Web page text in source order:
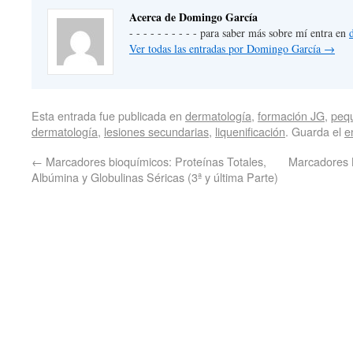
Acerca de Domingo García
- - - - - - - - - - para saber más sobre mí entra en
Ver todas las entradas por Domingo García →
Esta entrada fue publicada en dermatología, formación JG,
dermatología, lesiones secundarias, liquenificación. Guarda el
← Marcadores bioquímicos: Proteínas Totales,
Albúmina y Globulinas Séricas (3ª y última Parte)
Marcadores